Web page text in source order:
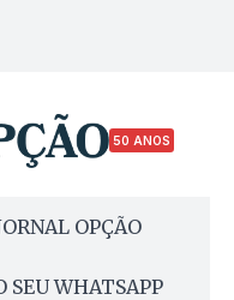
50 ANOS
OPÇÃO
SEU WHATSAPP